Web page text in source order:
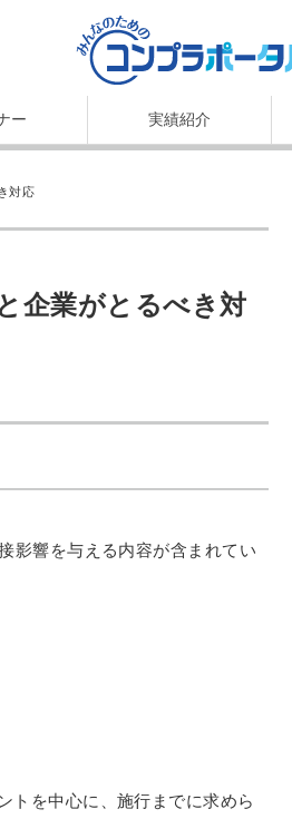
ー 実績紹介
対応
企業がとるべき対
影響を与える内容が含まれてい
トを中心に、施行までに求めら